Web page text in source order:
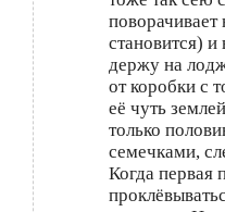
поворачивает
становится)
держу на
от коробки с
её чуть
только
семечками,
Когда первая